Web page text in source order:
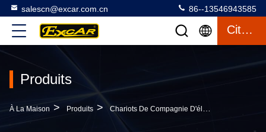
salescn@excar.com.cn 86--13546943585
Citation
Produits
À La Maison > Produits > Chariots De Compagnie D'électricité